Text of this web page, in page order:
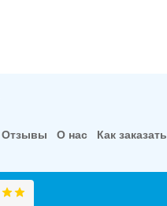
Отзывы О нас Как заказать